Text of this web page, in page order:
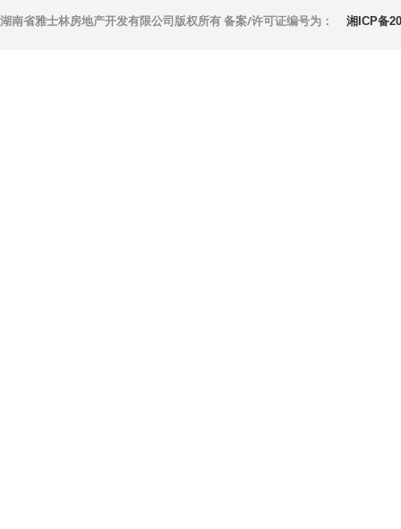
湖南省雅士林房地产开发有限公司版权所有 备案/许可证编号为： 湘ICP备